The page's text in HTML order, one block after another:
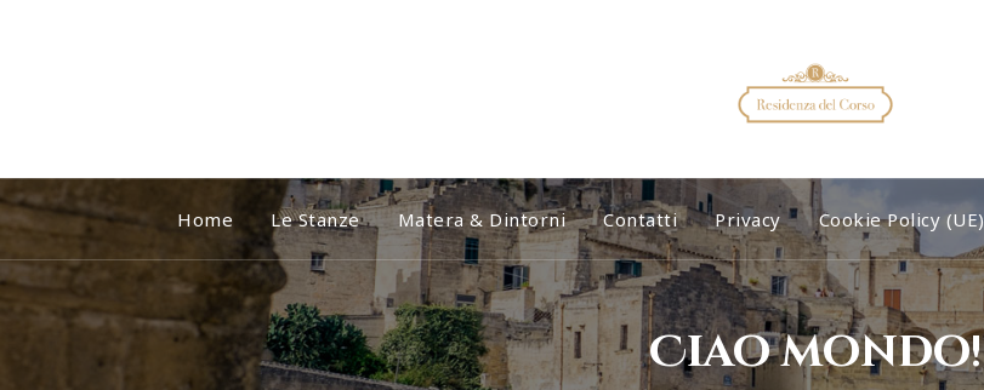
Home Le Stanze Matera & Dintorni Contatti Privacy Cookie Policy (UE)
Ciao mondo!